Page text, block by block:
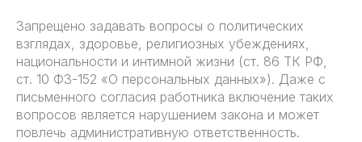
Запрещено задавать вопросы о политических
взглядах, здоровье, религиозных убеждениях,
национальности и интимной жизни (ст. 86 ТК РФ,
ст. 10 ФЗ-152 «О персональных данных»). Даже с
письменного согласия работника включение таких
вопросов является нарушением закона и может
повлечь административную ответственность.